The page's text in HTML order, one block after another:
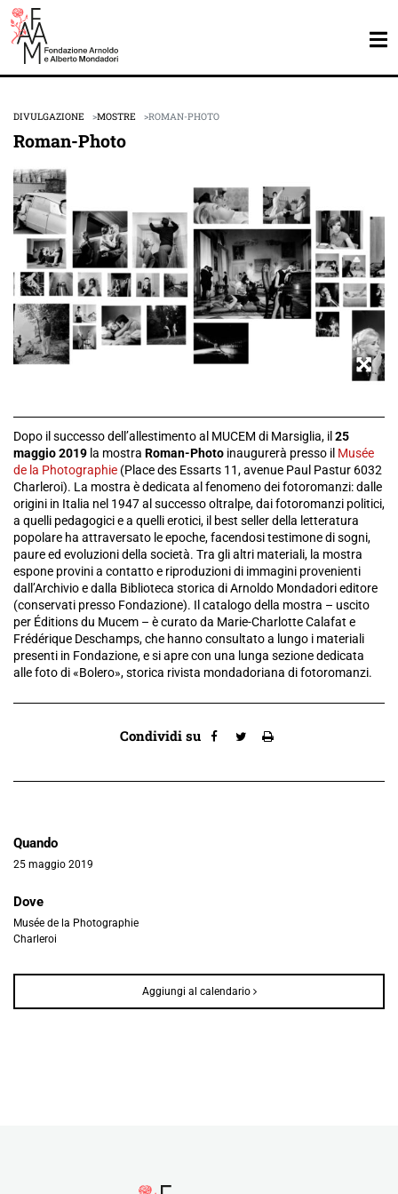
Quando
25 maggio 2019
Dove
Musée de la Photographie
Charleroi
Aggiungi al calendario
DIVULGAZIONE MOSTRE ROMAN-PHOTO
Roman-Photo
Condividi su
Dopo il successo dell’allestimento al MUCEM di Marsiglia, il25
maggio 2019 la mostra Roman-Photo inaugurerà presso il Musée
de la Photographie (Place des Essarts 11, avenue Paul Pastur 6032
Charleroi). La mostra è dedicata al fenomeno dei fotoromanzi: dalle
origini in Italia nel 1947 al successo oltralpe, dai fotoromanzi politici,
a quelli pedagogici e a quelli erotici, il best seller della letteratura
popolare ha attraversato le epoche, facendosi testimone di sogni,
paure ed evoluzioni della società. Tra gli altri materiali, la mostra
espone provini a contatto e riproduzioni di immagini provenienti
dall’Archivio e dalla Biblioteca storica di Arnoldo Mondadori editore
(conservati presso Fondazione). Il catalogo della mostra – uscito
per Éditions du Mucem – è curato da Marie-Charlotte Calafat e
Frédérique Deschamps, che hanno consultato a lungo i materiali
presenti in Fondazione, e si apre con una lunga sezione dedicata
alle foto di «Bolero», storica rivista mondadoriana di fotoromanzi.